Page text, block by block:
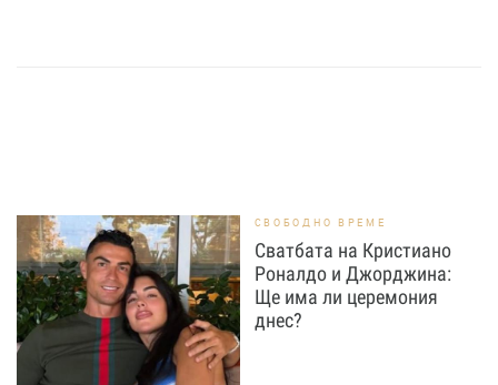
СВОБОДНО ВРЕМЕ
Сватбата на Кристиано
Роналдо и Джорджина:
Ще има ли церемония
днес?